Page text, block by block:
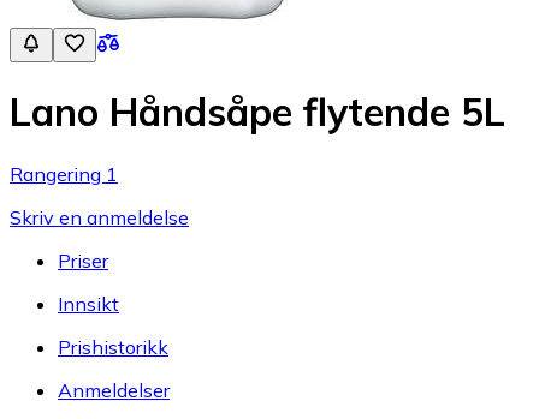
Lano Håndsåpe flytende 5L
Rangering 1
Skriv en anmeldelse
Priser
Innsikt
Prishistorikk
Anmeldelser